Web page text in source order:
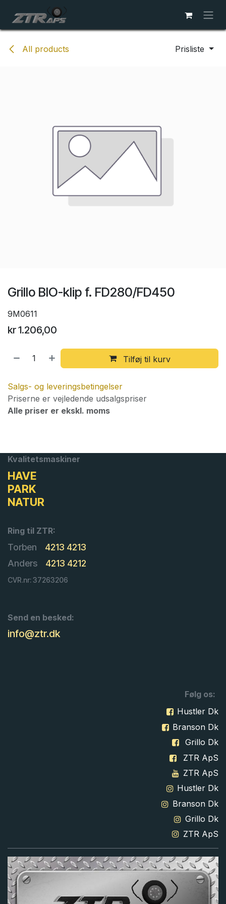
All products Prisliste
Grillo BIO-klip f. FD280/FD450
9M0611
kr1.206,00
Tilføj til kurv
Salgs- og leveringsbetingelser
Priserne er vejledende udsalgspriser
Alle priser er ekskl. moms
Kvalitetsmaskiner
HAVE
PARK
NATUR
Ring til ZTR:
Torben
4213 4213
Anders
4213 4212
CVR.nr: 37263206
Send en besked:
info@ztr.dk
Følg os:
Hustler Dk
Branson Dk
Grillo Dk
ZTR ApS
ZTR ApS
Hustler Dk
Branson Dk
Grillo Dk
ZTR ApS